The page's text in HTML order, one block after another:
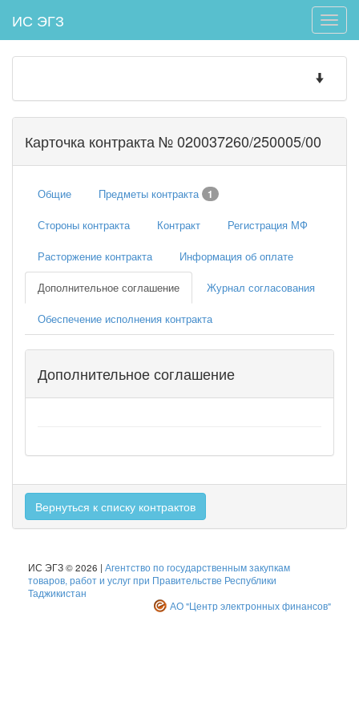
Toggle
ИС ЭГЗ
Toggle
Карточка контракта № 020037260/250005/00
Общие Предметы контракта 1
Стороны контракта Контракт Регистрация МФ
Расторжение контракта Информация об оплате
Дополнительное соглашение Журнал согласования
Обеспечение исполнения контракта
Дополнительное соглашение
Вернуться к списку контрактов
ИС ЭГЗ © 2026 | Агентство по государственным закупкам
товаров, работ и услуг при Правительстве Республики
Таджикистан
АО "Центр электронных финансов"